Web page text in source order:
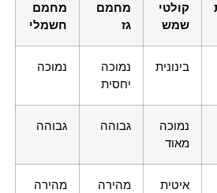
קולטי
שמש
מחמם
גז
מחמם
חשמלי
בינונית
נמוכה
יחסית
נמוכה
נמוכה
מאוד
גבוהה גבוהה
איטית
מהירה
מהירה